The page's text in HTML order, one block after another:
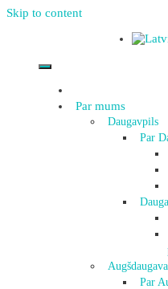
Skip to content
Par mums
Daugavpils
Par
Par